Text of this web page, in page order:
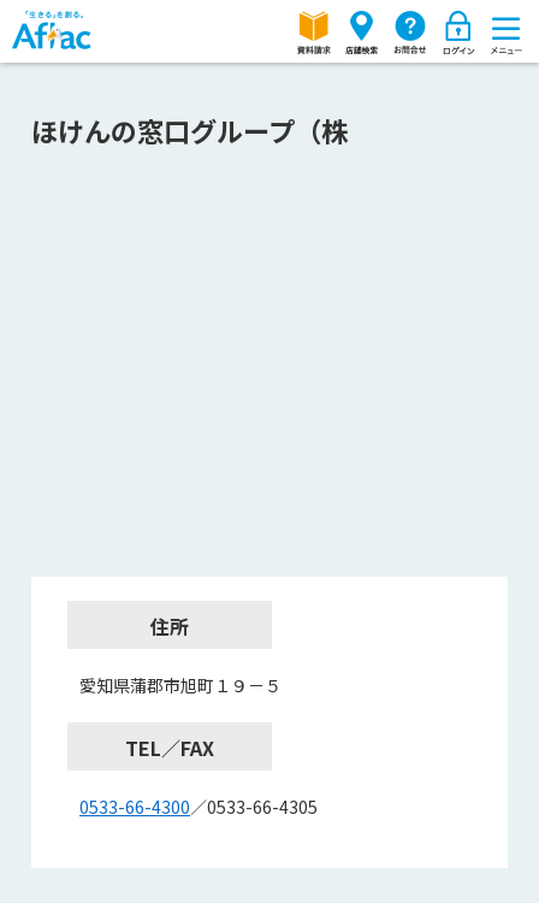
ほけんの窓口グループ（株
住所
愛知県蒲郡市旭町１９－５
TEL／FAX
0533-66-4300／0533-66-4305